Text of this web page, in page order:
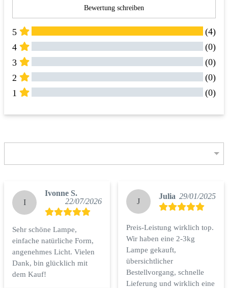
Bewertung schreiben
5
(4)
4
(0)
3
(0)
2
(0)
1
(0)
I
Ivonne S.
22/07/2026
Sehr schöne Lampe,
einfache natürliche Form,
angenehmes Licht. Vielen
Dank, bin glücklich mit
dem Kauf!
J
Julia 29/01/2025
Preis-Leistung wirklich top.
Wir haben eine 2-3kg
Lampe gekauft,
übersichtlicher
Bestellvorgang, schnelle
Lieferung und wirklich eine